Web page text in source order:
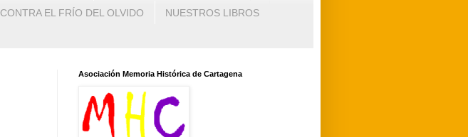
CONTRA EL FRÍO DEL OLVIDO NUESTROS LIBROS
Asociación Memoria Histórica de Cartagena